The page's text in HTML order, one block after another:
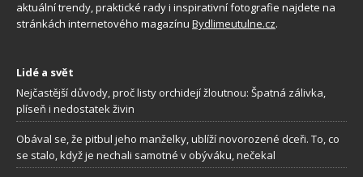
aktuální trendy, praktické rady i inspirativní fotografie najdete na
stránkách internetového magazínu Bydlimeutulne.cz.
Lidé a svět
Nejčastější důvody, proč listy orchidejí žloutnou: Špatná zálivka,
plíseň i nedostatek živin
Obával se, že pitbul jeho manželky, ublíží novorozené dceři. To, co
se stalo, když je nechali samotné v obýváku, nečekal